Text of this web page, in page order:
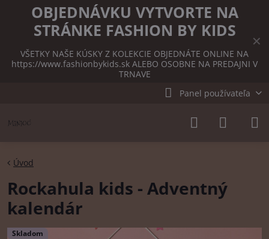
✕
OBJEDNÁVKU VYTVORTE NA
STRÁNKE FASHION BY KIDS
VŠETKY NAŠE KÚSKY Z KOLEKCIE OBJEDNÁTE ONLINE NA
https://www.fashionbykids.sk ALEBO OSOBNE NA PREDAJNI V
TRNAVE
Panel používateľa
Skladom
Úvod
Rockahula kids - Adventný
kalendár